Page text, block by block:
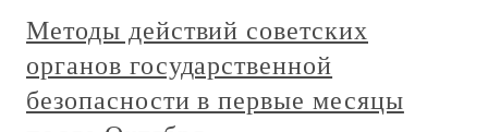
Методы действий советских
органов государственной
безопасности в первые месяцы